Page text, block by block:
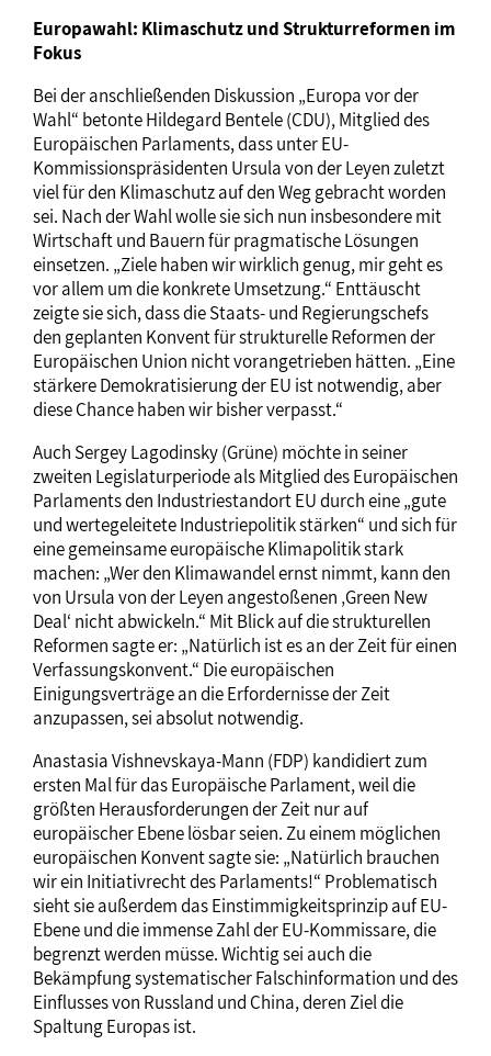
Europawahl: Klimaschutz und Strukturreformen im
Fokus
Bei der anschließenden Diskussion „Europa vor der
Wahl“ betonte Hildegard Bentele (CDU), Mitglied des
Europäischen Parlaments, dass unter EU-
Kommissionspräsidenten Ursula von der Leyen zuletzt
viel für den Klimaschutz auf den Weg gebracht worden
sei. Nach der Wahl wolle sie sich nun insbesondere mit
Wirtschaft und Bauern für pragmatische Lösungen
einsetzen. „Ziele haben wir wirklich genug, mir geht es
vor allem um die konkrete Umsetzung.“ Enttäuscht
zeigte sie sich, dass die Staats- und Regierungschefs
den geplanten Konvent für strukturelle Reformen der
Europäischen Union nicht vorangetrieben hätten. „Eine
stärkere Demokratisierung der EU ist notwendig, aber
diese Chance haben wir bisher verpasst.“
Auch Sergey Lagodinsky (Grüne) möchte in seiner
zweiten Legislaturperiode als Mitglied des Europäischen
Parlaments den Industriestandort EU durch eine „gute
und wertegeleitete Industriepolitik stärken“ und sich für
eine gemeinsame europäische Klimapolitik stark
machen: „Wer den Klimawandel ernst nimmt, kann den
von Ursula von der Leyen angestoßenen ‚Green New
Deal‘ nicht abwickeln.“ Mit Blick auf die strukturellen
Reformen sagte er: „Natürlich ist es an der Zeit für einen
Verfassungskonvent.“ Die europäischen
Einigungsverträge an die Erfordernisse der Zeit
anzupassen, sei absolut notwendig.
Anastasia Vishnevskaya-Mann (FDP) kandidiert zum
ersten Mal für das Europäische Parlament, weil die
größten Herausforderungen der Zeit nur auf
europäischer Ebene lösbar seien. Zu einem möglichen
europäischen Konvent sagte sie: „Natürlich brauchen
wir ein Initiativrecht des Parlaments!“ Problematisch
sieht sie außerdem das Einstimmigkeitsprinzip auf EU-
Ebene und die immense Zahl der EU-Kommissare, die
begrenzt werden müsse. Wichtig sei auch die
Bekämpfung systematischer Falschinformation und des
Einflusses von Russland und China, deren Ziel die
Spaltung Europas ist.